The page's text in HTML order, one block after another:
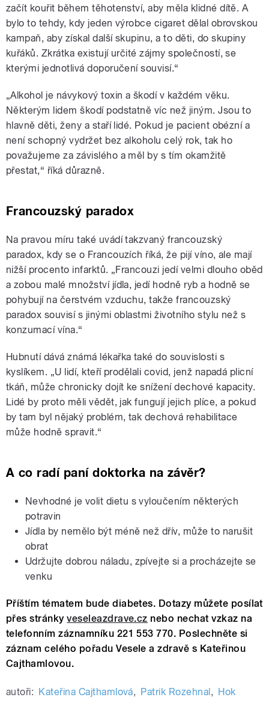
začít kouřit během těhotenství, aby měla klidné dítě. A
bylo to tehdy, kdy jeden výrobce cigaret dělal obrovskou
kampaň, aby získal další skupinu, a to děti, do skupiny
kuřáků. Zkrátka existují určité zájmy společností, se
kterými jednotlivá doporučení souvisí.“
„Alkohol je návykový toxin a škodí v každém věku.
Některým lidem škodí podstatně víc než jiným. Jsou to
hlavně děti, ženy a staří lidé. Pokud je pacient obézní a
není schopný vydržet bez alkoholu celý rok, tak ho
považujeme za závislého a měl by s tím okamžitě
přestat,“ říká důrazně.
Francouzský paradox
Na pravou míru také uvádí takzvaný francouzský
paradox, kdy se o Francouzích říká, že pijí víno, ale mají
nižší procento infarktů. „Francouzi jedí velmi dlouho oběd
a zobou malé množství jídla, jedí hodně ryb a hodně se
pohybují na čerstvém vzduchu, takže francouzský
paradox souvisí s jinými oblastmi životního stylu než s
konzumací vína.“
Hubnutí dává známá lékařka také do souvislosti s
kyslíkem. „U lidí, kteří prodělali covid, jenž napadá plicní
tkáň, může chronicky dojít ke snížení dechové kapacity.
Lidé by proto měli vědět, jak fungují jejich plíce, a pokud
by tam byl nějaký problém, tak dechová rehabilitace
může hodně spravit.“
A co radí paní doktorka na závěr?
Nevhodné je volit dietu s vyloučením některých
potravin
Jídla by nemělo být méně než dřív, může to narušit
obrat
Udržujte dobrou náladu, zpívejte si a procházejte se
venku
Příštím tématem bude diabetes. Dotazy můžete posílat
přes stránkyveseleazdrave.cz nebo nechat vzkaz na
telefonním záznamníku 221 553 770. Poslechněte si
záznam celého pořadu Vesele a zdravě s Kateřinou
Cajthamlovou.
autoři: Kateřina Cajthamlová, Patrik Rozehnal, Hok